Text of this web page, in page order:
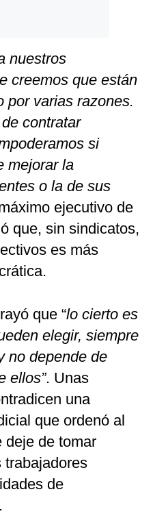
nuestros
creemos que están
por varias razones.
contratar
si
mejorar la
o la de sus
ejecutivo de
que, sin sindicatos,
es más
que “lo cierto es
elegir, siempre
no depende de
ellos”. Unas
una
que ordenó al
deje de tomar
trabajadores
de